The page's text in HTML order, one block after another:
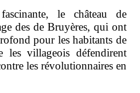
le château de
des de Bruyères, qui ont
pour les habitants de
les villageois défendirent
les révolutionnaires en